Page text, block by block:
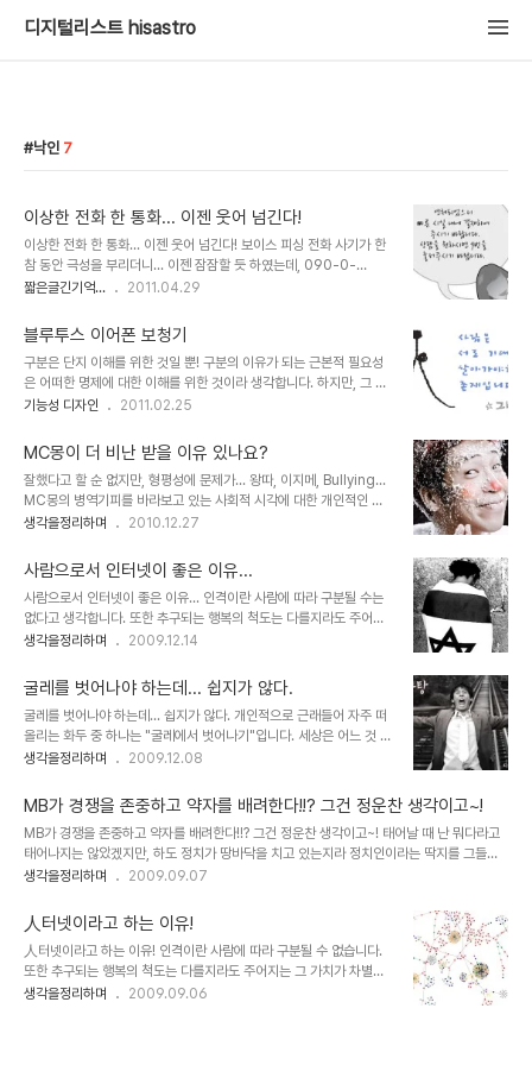
디지털리스트 hisastro
낙인 7
이상한 전화 한 통화... 이젠 웃어 넘긴다!
이상한 전화 한 통화... 이젠 웃어 넘긴다! 보이스 피싱 전화 사기가 한
참 동안 극성을 부리더니... 이젠 잠잠할 듯 하였는데, 090-0-
0349 이라는 이상한 번호 하나가 액정에 뜨면서 휴대전화 벨이 울립
여자의 음성이 들립니다. 00카드가 연체되었으니 빠른 시간 내에 결
제하여 주시기 바랍니다. 상담직원을 원하시면 9번을 눌러주세요 하
지만 씨~익 웃고 그냥 전화를 끊었습니다. 그런데 녹음된 내용을 -통
화녹음 어플의 버그로 앞 부분은 잘려 "~으니 빠른 시간 내"부터 녹음
이 되었지만,- 다시 들으니 발음도 영~ 시원찮고... 어설퍼도 너무 어
라고 들리기도 합니다. 더구나 저..
짧은글긴기억... 2011.04.29
블루투스 이어폰 보청기
구분은 단지 이해를 위한 것일 뿐! 구분의 이유가 되는 근본적 필요성
은 어떠한 명제에 대한 이해를 위한 것이라 생각합니다. 하지만, 그 구
분이 왜곡되어 나와 너가 서로 다른 존재가 되도록 하는 부작용을 낳
다. 이러한 이야기를 디자인 관련 포스팅에서 언급한 이유는, -그 카테
고리 역시 구분이 목적이 아닌 단지 필요에 의한 것일 뿐이기도 하기에
어떤 이야기든 연관이 있다면 할 수 있는 것이라 생각하여...- 사람들
이 좋아하는 기호 내지 각기 지닌 서로 다른 장단점 이랄까요?... 또는
잘하는 것과 못하는 것... 아니면, 일반적인것과 특수한것... 등등의 이
인적으로 장애라는 말을..
기능성 디자인 2011.02.25
MC몽이 더 비난 받을 이유 있나요?
잘했다고 할 순 없지만, 형평성에 문제가... 왕따, 이지메, Bullying...
MC몽의 병역기피를 바라보고 있는 사회적 시각에 대한 개인적인 견
해를 표현하자면 가장 적절한 단어라고 생각합니다. 진실은 그와 그리
다수의 대중들은 MC몽의 이번 문제에 대해서 무엇이 진실인지 알 수
없습니다. 그러하기에 그 사실에 대해 말할 수도 없으며, 그러고 싶은
마음도 없습니다. -그를 그리 좋아하는 것도 아닙니다.- 더더욱 비난
의 대상이 되고 있는 병역회피에 대하여 용서해야 할 일이라고 생각하
는 건 아닙니다. 단지 말하고자 하는 건 -이미 많은 분들이 생각하고
각한 문제가 있다는 ..
생각을정리하며 2010.12.27
사람으로서 인터넷이 좋은 이유...
사람으로서 인터넷이 좋은 이유... 인격이란 사람에 따라 구분될 수는
없다고 생각합니다. 또한 추구되는 행복의 척도는 다를지라도 주어지
는 그 가치가 차별적이어서도 안된다고 봅니다. 설형 무언가 부족하고
로도 정당화될 수 없습니다. ▲ 역사의 순환... 아이러니라고 해야 할
까요? 나찌는 유태를 유태는 아랍을... 그 이유는 사람이란 환경적 요
인에 따라 달라질 수 있기 때문입니다. 물론, 저주와 같은 그 낙인이 당
연시 치부되는 현실은 현재를 살아가는 우리들의 자화상이라고도 할
수도 있겠지만... 가령, 이렇게 묻고 싶습니다. 가.난.하고 싶은사람?!!!
사람..
생각을정리하며 2009.12.14
굴레를 벗어나야 하는데... 쉽지가 않다.
굴레를 벗어나야 하는데... 쉽지가 않다. 개인적으로 근래들어 자주 떠
올리는 화두 중 하나는 "굴레에서 벗어나기"입니다. 세상은 어느 것 하
나 변하지 않은 것 같으면서도 엄청난 속도로 바뀌어 간다는 역설적인
서도 잠시 인간의 굴레라는 표현을 했었죠. 정말입니다. 돌려 생각하면
참으로 간단하고 이렇게 재미있게 살아갈 수 있는 곳이 우리가 살아가
는 세상인데... 세상 살이라는 틈바구니 속에 톱니 바퀴처럼 끼어 살아
가고 있는 모습을 마주하게 되면... 얘기는 달라집니다. 그렇다고 이것
이 항상 어느 특정한 사람.. 또는 나를 지칭하는 것만은 아님도 알고 있
는 기쁨은 이세상 ..
생각을정리하며 2009.12.08
MB가 경쟁을 존중하고 약자를 배려한다!!? 그건 정운찬 생각이고~!
MB가 경쟁을 존중하고 약자를 배려한다!!? 그건 정운찬 생각이고~! 태어날 때 난 뭐다라고
태어나지는 않았겠지만, 하도 정치가 땅바닥을 치고 있는지라 정치인이라는 딱지를 그들은
자랑스럽게 생각할지 몰라도 저는 정치인이란 말을 낙인으로 생각합니다. 물론, 아니라고 할
심이라고 생각하는 그것인데, 그냥 지나치자고 생각을 해도 이건 아니라는 생각이 들었습니
다. 아무리 손바닥으로 하늘을 가린들 그것이 가려지겠습니까? 학자로서 정도를 걷는 양 하
던 사람의 입에서 나오는 말이 고작 청계천이 환경친화적인 결과물이고 MB가 경쟁을 존중
하며 배려하는 생각을 한다고 말하는 건 그야말로 눈 가리고 아웅입니다. 청계천에 대해 몰
라서 하..
생각을정리하며 2009.09.07
人터넷이라고 하는 이유!
人터넷이라고 하는 이유! 인격이란 사람에 따라 구분될 수 없습니다.
또한 추구되는 행복의 척도는 다를지라도 주어지는 그 가치가 차별적
이어서도 안됩니다. 설형 무언가 부족하고 못되 보일지언정 그 사람의
생각을정리하며 2009.09.06